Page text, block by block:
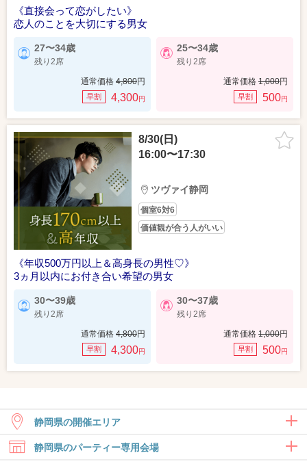
《直接会って恋がしたい》
恋人のことを大切にする男女
27〜34歳
残り2席
通常価格 4,800円
早割 4,300円
25〜34歳
残り2席
通常価格 1,000円
早割 500円
8/30(日)
16:00〜17:30
ツヴァイ静岡
個室6対6
価値観が合う人がいい
《年収500万円以上＆高身長の男性♡》
3ヵ月以内にお付き合い希望の男女
30〜39歳
残り2席
通常価格 4,800円
早割 4,300円
30〜37歳
残り2席
通常価格 1,000円
早割 500円
静岡県の開催エリア
静岡 浜松
静岡県のパーティー専用会場